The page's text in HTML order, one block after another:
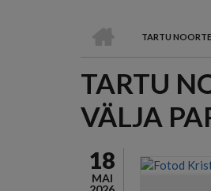
LEIVAPURU
TARTU NOORTE
TARTU
VÄLJA
18
MAI